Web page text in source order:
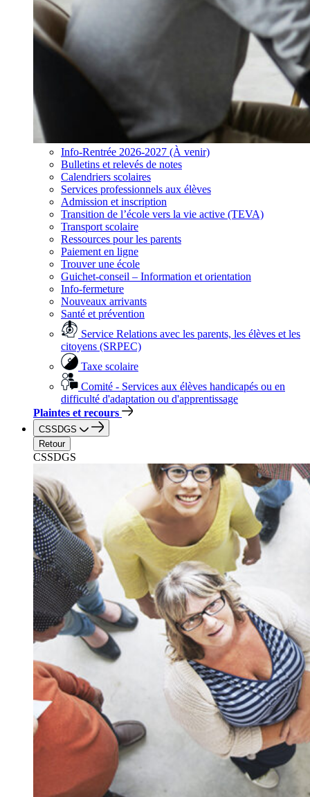
Info-Rentrée 2026-2027 (À venir)
Bulletins et relevés de notes
Calendriers scolaires
Services professionnels aux élèves
Admission et inscription
Transition de l’école vers la vie active (TEVA)
Transport scolaire
Ressources pour les parents
Paiement en ligne
Trouver une école
Guichet-conseil – Information et orientation
Info-fermeture
Nouveaux arrivants
Santé et prévention
Service Relations avec les parents, les élèves et les
citoyens (SRPEC)
Taxe scolaire
Comité - Services aux élèves handicapés ou en
difficulté d'adaptation ou d'apprentissage
Plaintes et recours
CSSDGS
Retour
CSSDGS